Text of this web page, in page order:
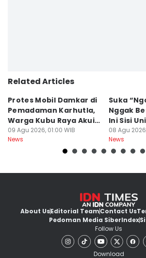
Related Articles
Protes Mobil Damkar di
Pemadaman Karhutla,
Warga Kubu Raya Akui
Khilaf
09 Agu 2026, 01:00 WIB
News
Suka
Nggak
Ini Sisi
08 Agu
News
About UsEditorial TeamContact Us
Pedoman Media SiberIndex
Follow Us
Download